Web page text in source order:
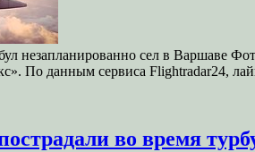
незапланированно сел в Варшаве
По данным сервиса Flightradar24,
во время